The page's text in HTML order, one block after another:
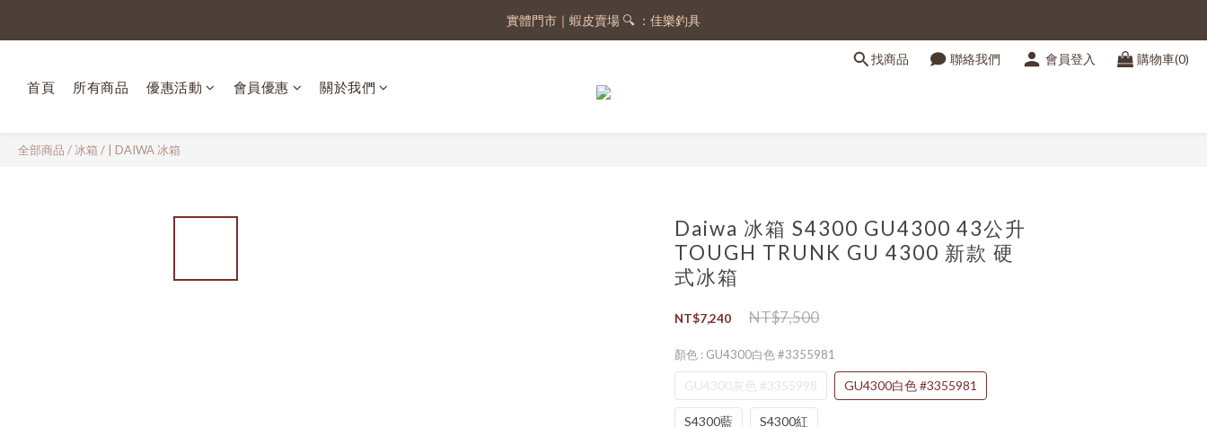
註冊會員，送 50 元購物金
實體門市｜蝦皮賣場 🔍 ：佳樂釣具
找商品 聯絡我們 會員登入 購物車(0)
首頁 所有商品 優惠活動 會員優惠 關於我們
全部商品 / 冰箱 / | DAIWA 冰箱
Daiwa 冰箱 S4300 GU4300 43公升
TOUGH TRUNK GU 4300 新款 硬
式冰箱
NT$7,500
NT$7,240
顏色 : GU4300白色 #3355981
GU4300灰色 #3355998 GU4300白色 #3355981
S4300藍 S4300紅